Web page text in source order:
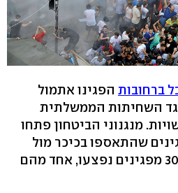
ברחובות הפגינו אתמול
השחיתות הממשלתית
מנגנוני הביטחון פתחו
שהתאספו בכיכר מול
בניין הממשלה. לפחות 30 מפגינים נפצעו, אחד מהם